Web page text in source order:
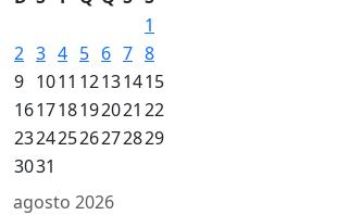
agosto 2026
1
2 3 4 5 6 7 8
9 1011 12131415
161718192021 22
23242526272829
3031